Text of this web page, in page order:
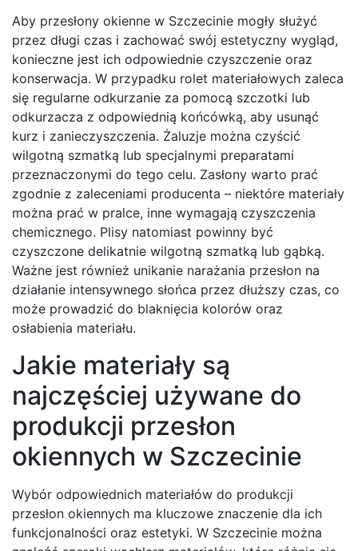
Aby przesłony okienne w Szczecinie mogły służyć
przez długi czas i zachować swój estetyczny wygląd,
konieczne jest ich odpowiednie czyszczenie oraz
konserwacja. W przypadku rolet materiałowych zaleca
się regularne odkurzanie za pomocą szczotki lub
odkurzacza z odpowiednią końcówką, aby usunąć
kurz i zanieczyszczenia. Żaluzje można czyścić
wilgotną szmatką lub specjalnymi preparatami
przeznaczonymi do tego celu. Zasłony warto prać
zgodnie z zaleceniami producenta – niektóre materiały
można prać w pralce, inne wymagają czyszczenia
chemicznego. Plisy natomiast powinny być
czyszczone delikatnie wilgotną szmatką lub gąbką.
Ważne jest również unikanie narażania przesłon na
działanie intensywnego słońca przez dłuższy czas, co
może prowadzić do blaknięcia kolorów oraz
osłabienia materiału.
Jakie materiały są
najczęściej używane do
produkcji przesłon
okiennych w Szczecinie
Wybór odpowiednich materiałów do produkcji
przesłon okiennych ma kluczowe znaczenie dla ich
funkcjonalności oraz estetyki. W Szczecinie można